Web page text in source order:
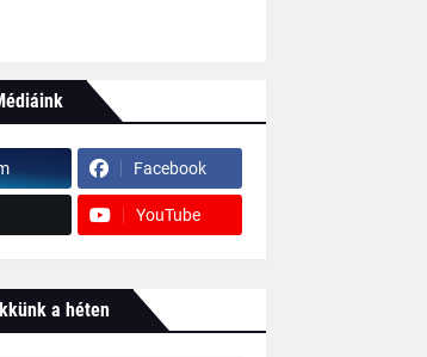
Facebook
YouTube
a héten